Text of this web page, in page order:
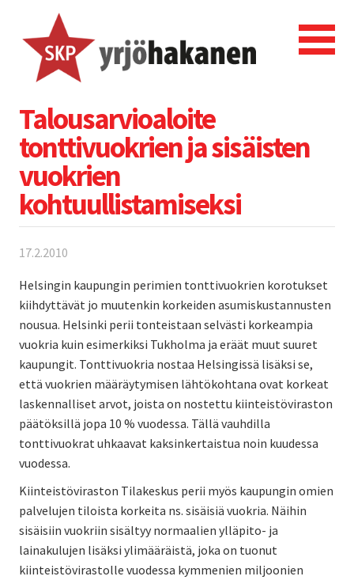
Talousarvioaloite
tonttivuokrien ja sisäisten
vuokrien
kohtuullistamiseksi
17.2.2010
Helsingin kaupungin perimien tonttivuokrien korotukset
kiihdyttävät jo muutenkin korkeiden asumiskustannusten
nousua. Helsinki perii tonteistaan selvästi korkeampia
vuokria kuin esimerkiksi Tukholma ja eräät muut suuret
kaupungit. Tonttivuokria nostaa Helsingissä lisäksi se,
että vuokrien määräytymisen lähtökohtana ovat korkeat
laskennalliset arvot, joista on nostettu kiinteistöviraston
päätöksillä jopa 10 % vuodessa. Tällä vauhdilla
tonttivuokrat uhkaavat kaksinkertaistua noin kuudessa
vuodessa.
Kiinteistöviraston Tilakeskus perii myös kaupungin omien
palvelujen tiloista korkeita ns. sisäisiä vuokria. Näihin
sisäisiin vuokriin sisältyy normaalien ylläpito- ja
lainakulujen lisäksi ylimääräistä, joka on tuonut
kiinteistövirastolle vuodessa kymmenien miljoonien